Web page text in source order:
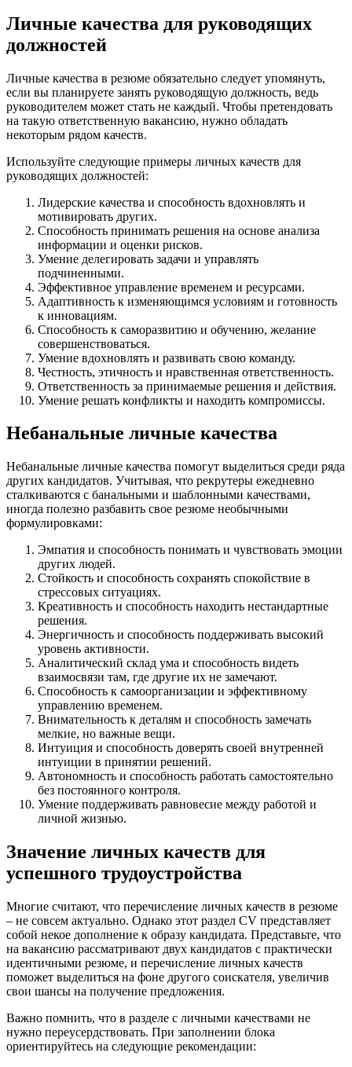
Личные качества для руководящих
должностей
Личные качества в резюме обязательно следует упомянуть,
если вы планируете занять руководящую должность, ведь
руководителем может стать не каждый. Чтобы претендовать
на такую ответственную вакансию, нужно обладать
некоторым рядом качеств.
Используйте следующие примеры личных качеств для
руководящих должностей:
Лидерские качества и способность вдохновлять и
мотивировать других.
Способность принимать решения на основе анализа
информации и оценки рисков.
Умение делегировать задачи и управлять
подчиненными.
Эффективное управление временем и ресурсами.
Адаптивность к изменяющимся условиям и готовность
к инновациям.
Способность к саморазвитию и обучению, желание
совершенствоваться.
Умение вдохновлять и развивать свою команду.
Честность, этичность и нравственная ответственность.
Ответственность за принимаемые решения и действия.
Умение решать конфликты и находить компромиссы.
Небанальные личные качества
Небанальные личные качества помогут выделиться среди ряда
других кандидатов. Учитывая, что рекрутеры ежедневно
сталкиваются с банальными и шаблонными качествами,
иногда полезно разбавить свое резюме необычными
формулировками:
Эмпатия и способность понимать и чувствовать эмоции
других людей.
Стойкость и способность сохранять спокойствие в
стрессовых ситуациях.
Креативность и способность находить нестандартные
решения.
Энергичность и способность поддерживать высокий
уровень активности.
Аналитический склад ума и способность видеть
взаимосвязи там, где другие их не замечают.
Способность к самоорганизации и эффективному
управлению временем.
Внимательность к деталям и способность замечать
мелкие, но важные вещи.
Интуиция и способность доверять своей внутренней
интуиции в принятии решений.
Автономность и способность работать самостоятельно
без постоянного контроля.
Умение поддерживать равновесие между работой и
личной жизнью.
Значение личных качеств для
успешного трудоустройства
Многие считают, что перечисление личных качеств в резюме
– не совсем актуально. Однако этот раздел CV представляет
собой некое дополнение к образу кандидата. Представьте, что
на вакансию рассматривают двух кандидатов с практически
идентичными резюме, и перечисление личных качеств
поможет выделиться на фоне другого соискателя, увеличив
свои шансы на получение предложения.
Важно помнить, что в разделе с личными качествами не
нужно переусердствовать. При заполнении блока
ориентируйтесь на следующие рекомендации: